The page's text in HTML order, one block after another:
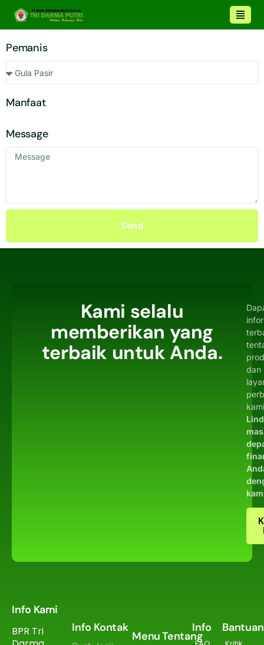
Pemanis
Manfaat
Message
Send
Kami selalu
memberikan yang
terbaik untuk Anda.
dan
Info Kami
BPR Tri
Info Kontak
MenuTentang
Info Bantuan